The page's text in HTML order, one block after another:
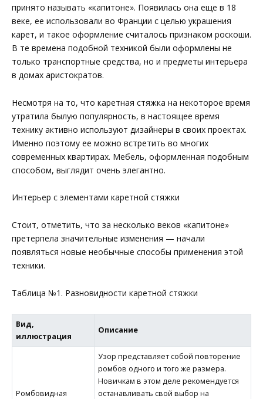
принято называть «капитоне». Появилась она еще в 18
веке, ее использовали во Франции с целью украшения
карет, и такое оформление считалось признаком роскоши.
В те времена подобной техникой были оформлены не
только транспортные средства, но и предметы интерьера
в домах аристократов.
Несмотря на то, что каретная стяжка на некоторое время
утратила былую популярность, в настоящее время
технику активно используют дизайнеры в своих проектах.
Именно поэтому ее можно встретить во многих
современных квартирах. Мебель, оформленная подобным
способом, выглядит очень элегантно.
Интерьер с элементами каретной стяжки
Стоит, отметить, что за несколько веков «капитоне»
претерпела значительные изменения — начали
появляться новые необычные способы применения этой
техники.
Таблица №1. Разновидности каретной стяжки
Вид,
иллюстрация
Описание
Ромбовидная
Узор представляет собой повторение
ромбов одного и того же размера.
Новичкам в этом деле рекомендуется
останавливать свой выбор на